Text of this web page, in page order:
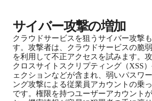
サイバー攻撃の増加
クラウドサービスを狙うサイバー攻撃
す。攻撃者は、クラウドサービスの脆
を利用して不正アクセスを試みます。攻
クロスサイトスクリプティング（XSS
ェクションなどが含まれ、弱いパスワ
ング攻撃による従業員アカウントの乗
です。権限を持つユーザーアカウント